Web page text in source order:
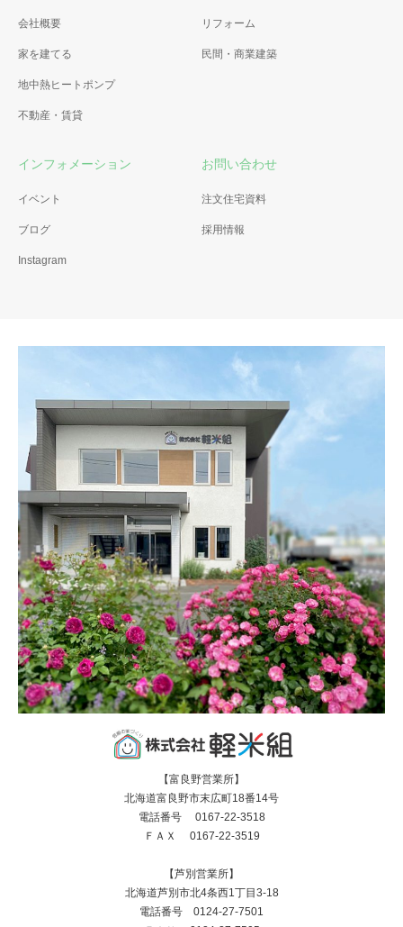
会社概要
家を建てる
地中熱ヒートポンプ
不動産・賃貸
リフォーム
民間・商業建築
インフォメーション
イベント
ブログ
Instagram
お問い合わせ
注文住宅資料
採用情報
【富良野営業所】
北海道富良野市末広町18番14号
電話番号 0167-22-3518
ＦＡＸ 0167-22-3519
【芦別営業所】
北海道芦別市北4条西1丁目3-18
電話番号 0124-27-7501